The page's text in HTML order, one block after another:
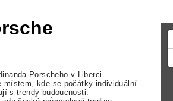
Porscheho v Liberci –
místem, kde se počátky individuální
s trendy budoucnosti.